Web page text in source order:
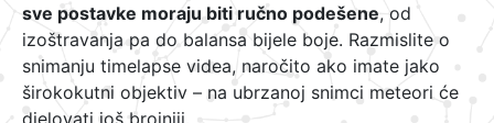
sve postavke moraju biti ručno podešene, od
izoštravanja pa do balansa bijele boje. Razmislite o
snimanju timelapse videa, naročito ako imate jako
širokokutni objektiv – na ubrzanoj snimci meteori će